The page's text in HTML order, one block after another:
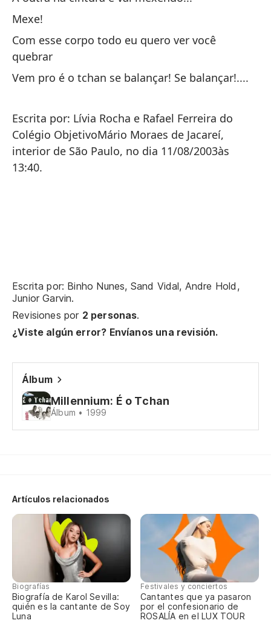
Mexe!
Com esse corpo todo eu quero ver você
quebrar
Vem pro é o tchan se balançar! Se balançar!....
Escrita por: Lívia Rocha e Rafael Ferreira do
Colégio ObjetivoMário Moraes de Jacareí,
interior de São Paulo, no dia 11/08/2003às
13:40.
Escrita por: Binho Nunes, Sand Vidal, Andre Hold,
Junior Garvin.
Revisiones por 2 personas.
¿Viste algún error? Envíanos una revisión.
Álbum
Millennium: É o Tchan
Álbum • 1999
Artículos relacionados
Biografías
Biografía de Karol Sevilla:
quién es la cantante de Soy
Luna
Festivales y conciertos
Cantantes que ya pasaron
por el confesionario de
ROSALÍA en el LUX TOUR